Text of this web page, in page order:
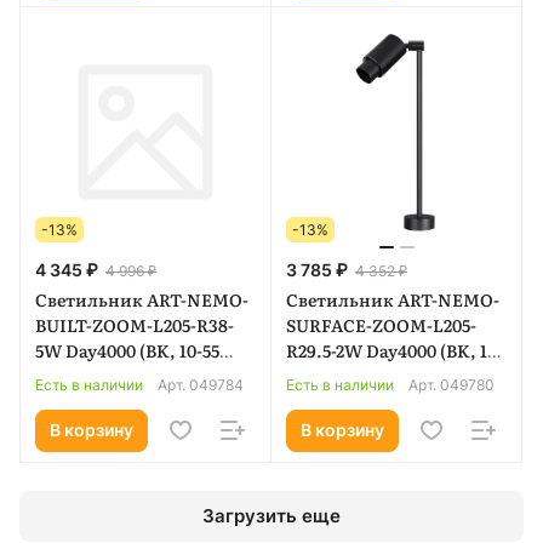
-13%
4 345 ₽ 4 996 ₽
Светильник ART-NEMO-
BUILT-ZOOM-L205-R38-
5W Day4000 (BK, 10-55
deg, 24V) (Arlight, IP20
Металл, 5 лет) 049784
Есть в наличии Арт. 049784
В корзину
-13%
3 785 ₽ 4 352 ₽
Светильник ART-NEMO-
SURFACE-ZOOM-L205-
R29.5-2W Day4000 (BK, 15-
45 deg, 24V) (Arlight, IP20
Металл, 5 лет) 049780
Есть в наличии Арт. 049780
В корзину
Загрузить еще